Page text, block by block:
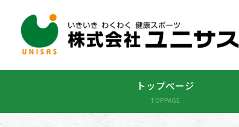
トップページ
TOPPAGE